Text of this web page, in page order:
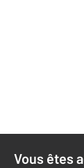
Vous êtes